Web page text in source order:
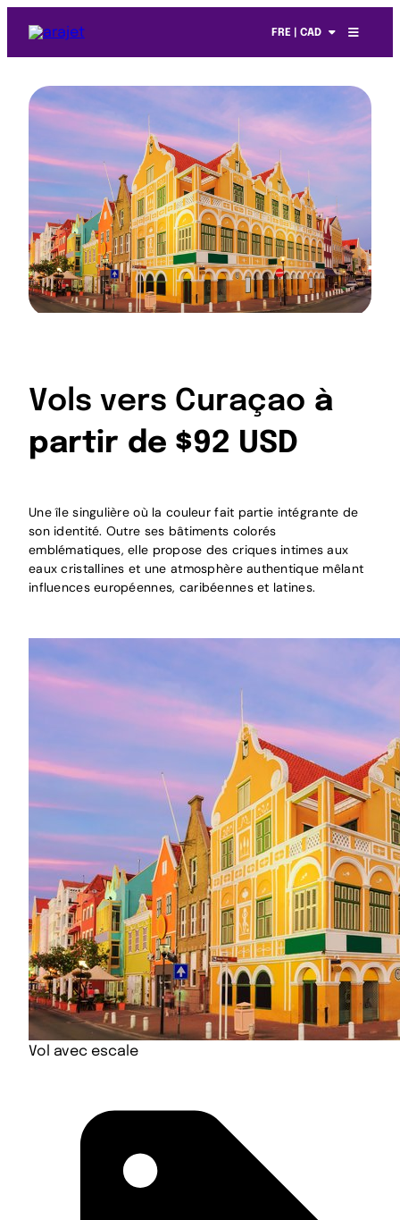
FRE | CAD
Vols vers Curaçao à
partir de $92 USD
Une île singulière où la couleur fait partie intégrante de
son identité. Outre ses bâtiments colorés
emblématiques, elle propose des criques intimes aux
eaux cristallines et une atmosphère authentique mêlant
influences européennes, caribéennes et latines.
Vol avec escale